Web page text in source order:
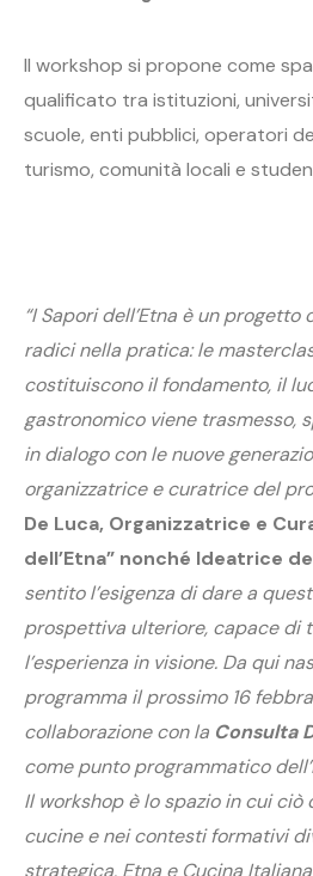
Il workshop si propone come
qualificato tra istituzioni,
scuole, enti pubblici, operatori
turismo, comunità locali e
“I Sapori dell’Etna è un progetto
radici nella pratica: le
costituiscono il fondamento, il
gastronomico viene trasmesso,
in dialogo con le nuove
organizzatrice e curatrice del
De Luca, Organizzatrice e
dell’Etna” nonché Ideatrice
sentito l’esigenza di dare a
prospettiva ulteriore, capace di
l’esperienza in visione. Da qui
programma il prossimo 16
collaborazione con la Consulta
come punto programmatico
Il workshop è lo spazio in cui ciò
cucine e nei contesti formativi
strategica, Etna e Cucina